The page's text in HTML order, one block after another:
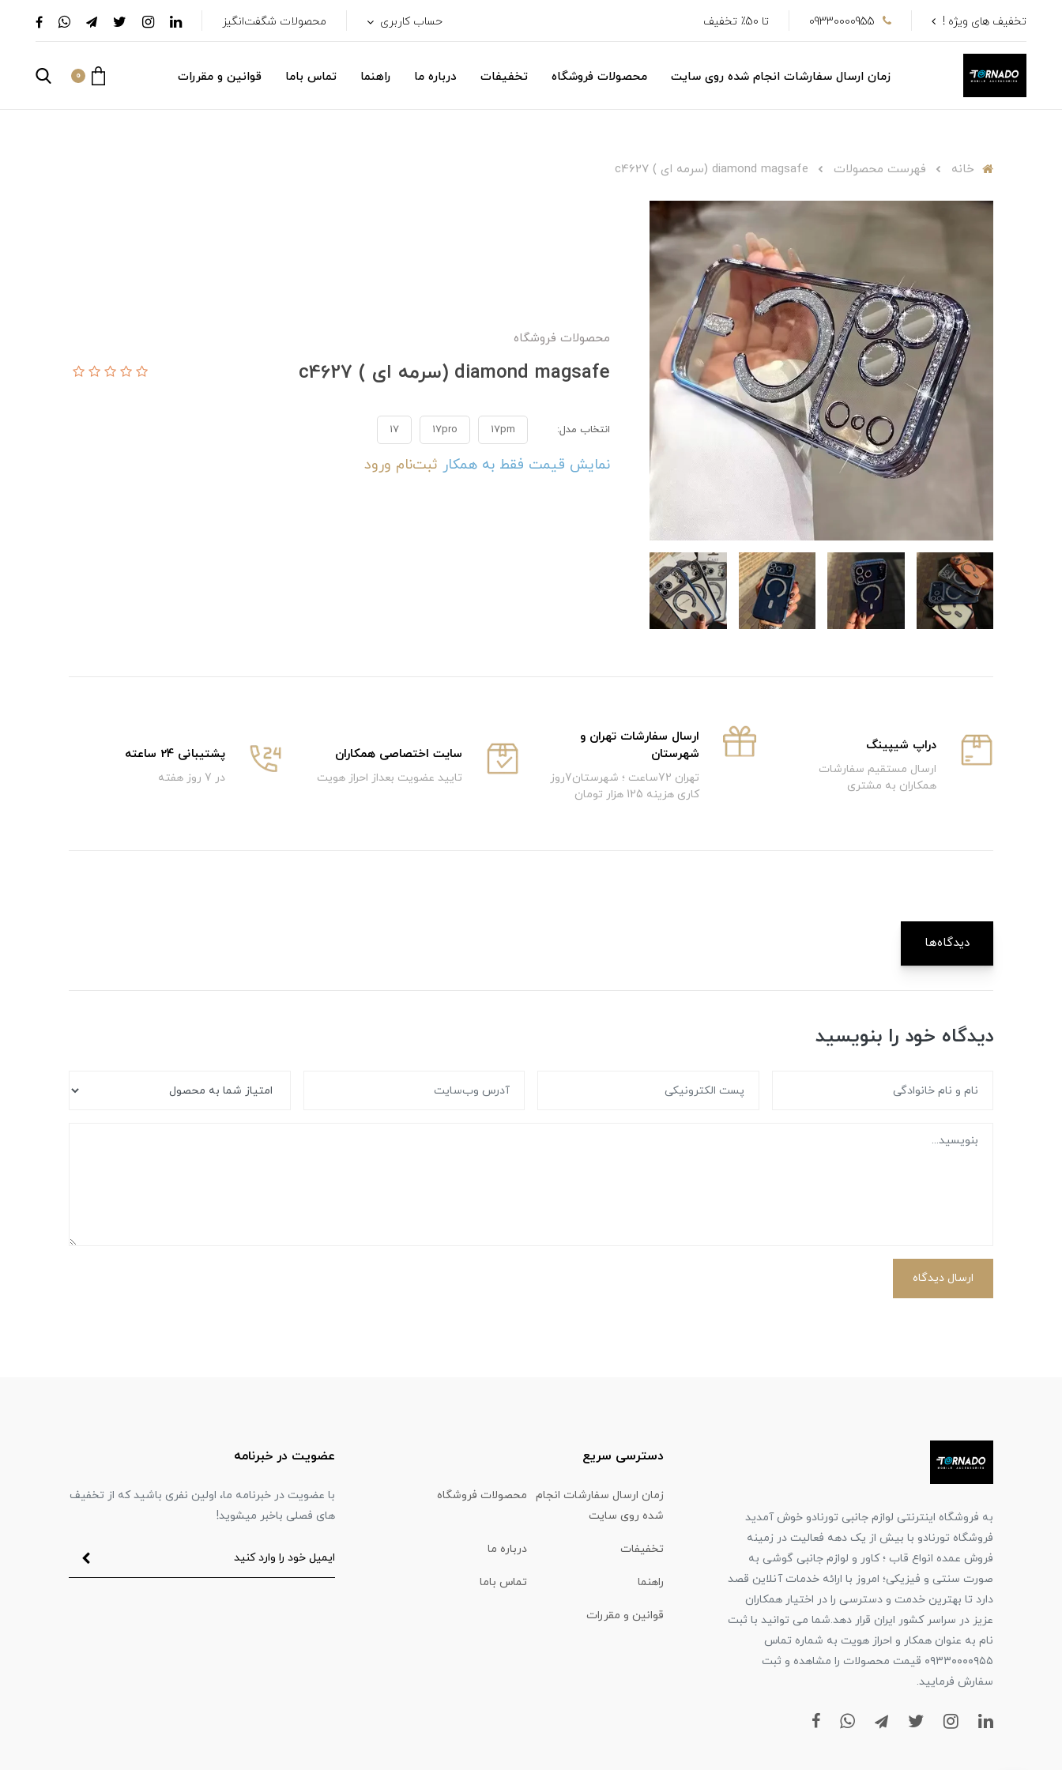
تخفیف های ویژه ! 09330000955 تا 50٪ تخفیف حساب کاربری محصولات شگفت‌انگیز
زمان ارسال سفارشات انجام شده روی سایت محصولات فروشگاه تخفیفات درباره ما راهنما تماس باما قوانین و مقررات 0
خانه فهرست محصولات diamond magsafe (سرمه ای ) c4627
محصولات فروشگاه
diamond magsafe (سرمه ای ) c4627
انتخاب مدل: 17pm
17pro
17
نمایش قیمت فقط به همکار ثبت‌نام ورود
دراپ شیپینگ
ارسال مستقیم سفارشات
همکاران به مشتری
ارسال سفارشات تهران و
شهرستان
تهران 72ساعت ؛ شهرستان7روز
کاری هزینه 125 هزار تومان
سایت اختصاصی همکاران
تایید عضویت بعداز احراز هویت
پشتیبانی 24 ساعته
در 7 روز هفته
دیدگاه‌ها
دیدگاه خود را بنویسید
ارسال دیدگاه
به فروشگاه اینترنتی لوازم جانبی تورنادو خوش آمدید
فروشگاه تورنادو با بیش از یک دهه فعالیت در زمینه
فروش عمده انواع قاب ؛ کاور و لوازم جانبی گوشی به
صورت سنتی و فیزیکی؛ امروز با ارائه خدمات آنلاین قصد
دارد تا بهترین خدمت و دسترسی را در اختیار همکاران
عزیز در سراسر کشور ایران قرار دهد.شما می توانید با ثبت
نام به عنوان همکار و احراز هویت به شماره تماس
۰۹۳۳۰۰۰۰۹۵۵ قیمت محصولات را مشاهده و ثبت
سفارش فرمایید.
دسترسی سریع
زمان ارسال سفارشات انجام
شده روی سایت
محصولات فروشگاه
تخفیفات درباره ما
راهنما تماس باما
قوانین و مقررات
عضویت در خبرنامه
با عضویت در خبرنامه ما، اولین نفری باشید که از تخفیف
های فصلی باخبر میشوید!